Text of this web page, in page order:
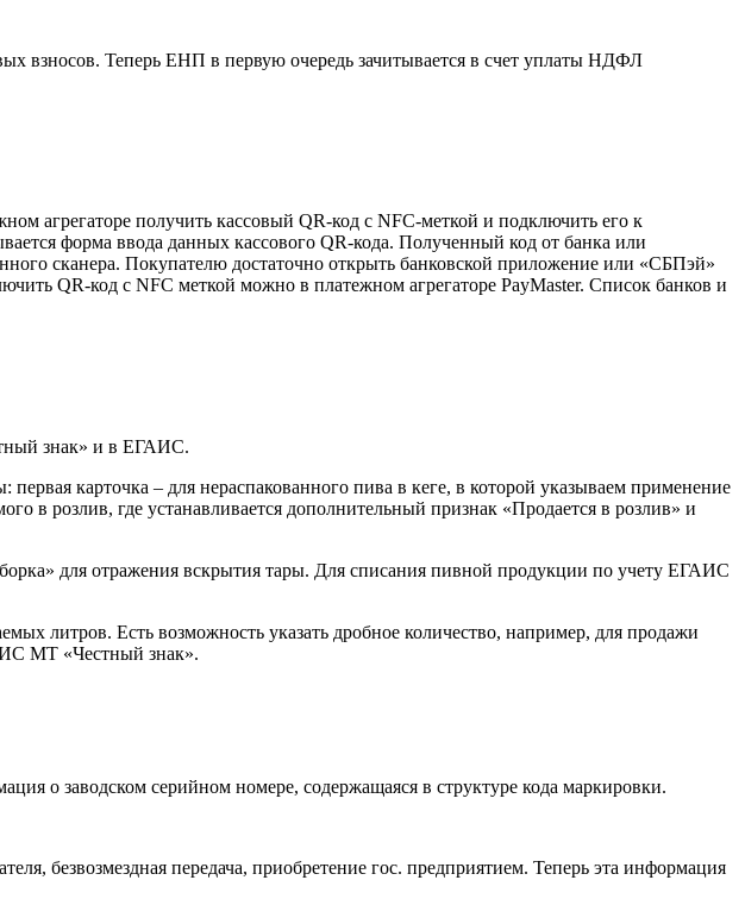
взносов. Теперь ЕНП в первую очередь зачитывается в счет уплаты НДФЛ
агрегаторе получить кассовый QR-код с NFC-меткой и подключить его к
форма ввода данных кассового QR-кода. Полученный код от банка или
сканера. Покупателю достаточно открыть банковской приложение или «СБПэй»
QR-код с NFC меткой можно в платежном агрегаторе PayMaster. Список банков и
знак» и в ЕГАИС.
карточка – для нераспакованного пива в кеге, в которой указываем применение
в розлив, где устанавливается дополнительный признак «Продается в розлив» и
для отражения вскрытия тары. Для списания пивной продукции по учету ЕГАИС
литров. Есть возможность указать дробное количество, например, для продажи
МТ «Честный знак».
о заводском серийном номере, содержащаяся в структуре кода маркировки.
безвозмездная передача, приобретение гос. предприятием. Теперь эта информация